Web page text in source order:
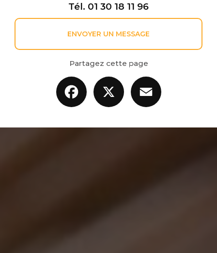
Tél. 01 30 18 11 96
ENVOYER UN MESSAGE
Partagez cette page
Facebook